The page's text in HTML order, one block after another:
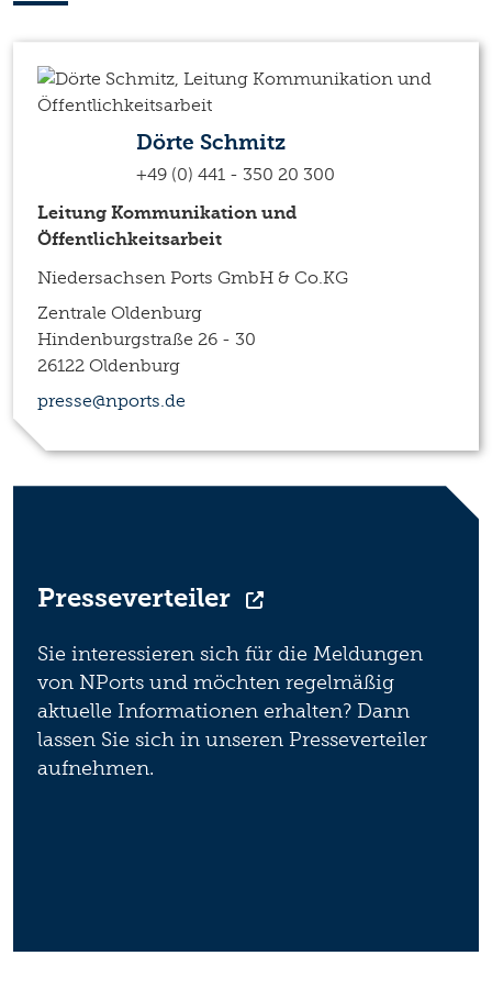
Dörte Schmitz
+49 (0) 441 - 350 20 300
Leitung Kommunikation und
Öffentlichkeitsarbeit
Niedersachsen Ports GmbH & Co.KG
Zentrale Oldenburg
Hindenburgstraße 26 - 30
26122 Oldenburg
presse@nports.de
Presseverteiler
Sie interessieren sich für die Meldungen
von NPorts und möchten regelmäßig
aktuelle Informationen erhalten? Dann
lassen Sie sich in unseren Presseverteiler
aufnehmen.